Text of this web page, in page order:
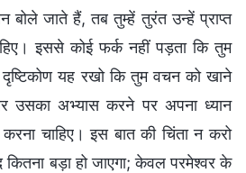
बोले जाते हैं, तब तुम्हें तुरंत उन्हें प्राप्त
इससे कोई फर्क नहीं पड़ता कि तुम
यह रखो कि तुम वचन को खाने
अभ्यास करने पर अपना ध्यान
चाहिए। इस बात की चिंता न करो
कितना बड़ा हो जाएगा; केवल परमेश्वर के